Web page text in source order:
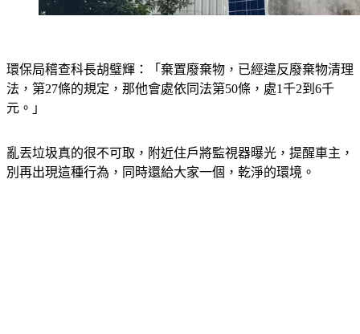
環保局稽查科長胡璧輝：「棄置廢棄物，已經違反廢棄物清理
法，第27條的規定，那他會處依同法第50條，處1千2到6千
元。」
亂丟垃圾真的很不可取，附近住戶將監視器曝光，提醒車主，
別再出現這種行為，同時還給大家一個，乾淨的環境。